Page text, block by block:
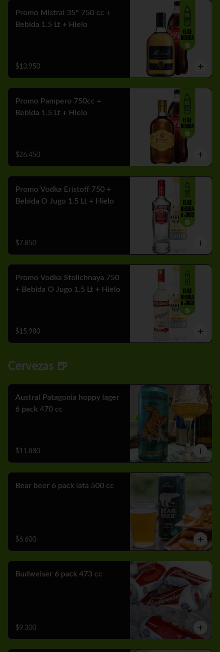
Promo Mistral 35° 750 cc +
Bebida 1.5 Lt + Hielo
$13.950
Promo Pampero 750cc +
Bebida 1.5 Lt + Hielo
$26.450
Promo Vodka Eristoff 750 +
Bebida O Jugo 1.5 Lt + Hielo
$7.850
Promo Vodka Stolichnaya 750
+ Bebida O Jugo 1.5 Lt + Hielo
$15.980
Cervezas 🍺
Austral Patagonia hoppy lager
6 pack 470 cc
$11.880
Bear beer 6 pack lata 500 cc
$6.600
Budweiser 6 pack 473 cc
$9.300